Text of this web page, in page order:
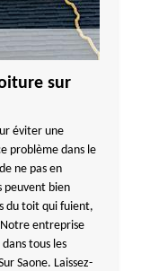
sur
éviter une
problème dans le
ne pas en
peuvent bien
du toit qui fuient,
entreprise
dans tous les
Saone. Laissez-